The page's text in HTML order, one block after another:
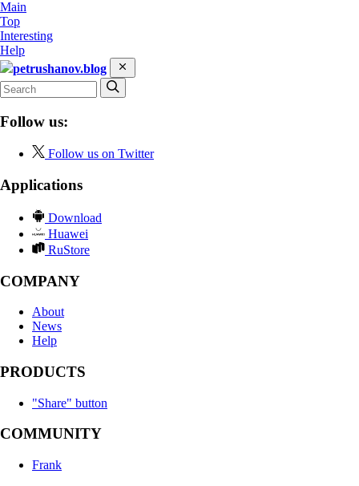
Main
Top
Interesting
Help
petrushanov.blog
Follow us:
Follow us on Twitter
Applications
Download
Huawei
RuStore
COMPANY
About
News
Help
PRODUCTS
"Share" button
COMMUNITY
Frank